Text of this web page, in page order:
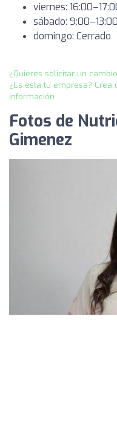
viernes:
sábado: 9:00–13:00
domingo: Cerrado
¿Quieres solicitar un
¿Es esta tu empresa?
información
Fotos de
Gimenez